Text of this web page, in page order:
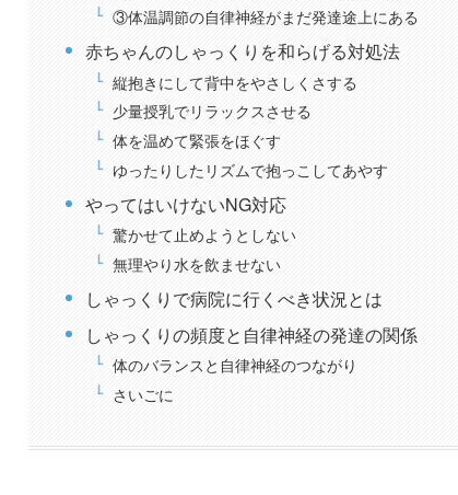
③体温調節の自律神経がまだ発達途上にある
赤ちゃんのしゃっくりを和らげる対処法
縦抱きにして背中をやさしくさする
少量授乳でリラックスさせる
体を温めて緊張をほぐす
ゆったりしたリズムで抱っこしてあやす
やってはいけないNG対応
驚かせて止めようとしない
無理やり水を飲ませない
しゃっくりで病院に行くべき状況とは
しゃっくりの頻度と自律神経の発達の関係
体のバランスと自律神経のつながり
さいごに